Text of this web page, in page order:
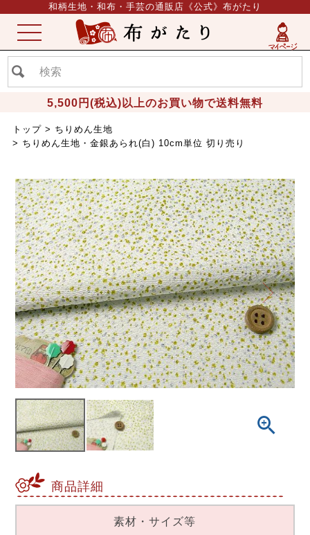
和柄生地・和布・手芸の通販店《公式》布がたり
5,500円(税込)以上のお買い物で送料無料
ME
NU
トップ
ちりめん生地
ちりめん生地・金銀あられ(白) 10cm単位 切り売り
商品詳細
素材・サイズ等